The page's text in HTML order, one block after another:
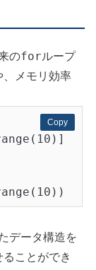
のforループ
、メモリ効率
Copy
Copy
データ構造を
ことができ